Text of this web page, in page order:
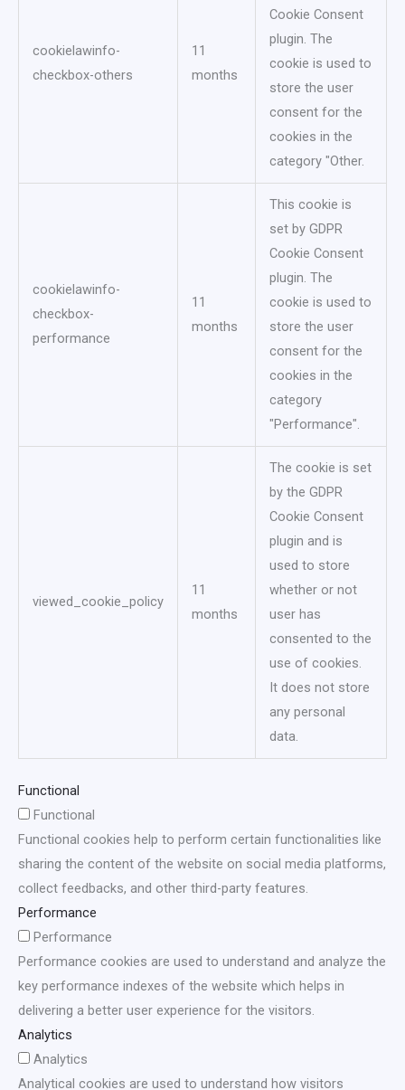
cookielawinfo-
checkbox-others
11
months
Cookie Consent
plugin. The
cookie is used to
store the user
consent for the
cookies in the
category "Other.
cookielawinfo-
checkbox-
performance
11
months
This cookie is
set by GDPR
Cookie Consent
plugin. The
cookie is used to
store the user
consent for the
cookies in the
category
"Performance".
viewed_cookie_policy
11
months
The cookie is set
by the GDPR
Cookie Consent
plugin and is
used to store
whether or not
user has
consented to the
use of cookies.
It does not store
any personal
data.
Functional
Functional
Functional cookies help to perform certain functionalities like
sharing the content of the website on social media platforms,
collect feedbacks, and other third-party features.
Performance
Performance
Performance cookies are used to understand and analyze the
key performance indexes of the website which helps in
delivering a better user experience for the visitors.
Analytics
Analytics
Analytical cookies are used to understand how visitors